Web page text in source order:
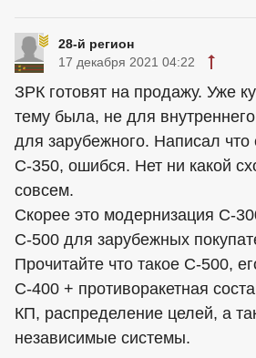
28-й регион
17 декабря 2021 04:22
ЗРК готовят на продажу. Уже
тему была, не для
для зарубежного. Написал что
С-350, ошибся. Нет ни какой
совсем.
Скорее это модернизация С-
С-500 для зарубежных
Прочитайте что такое С-500,
С-400 + противоракетная
КП, распределение целей, а
независимые системы.